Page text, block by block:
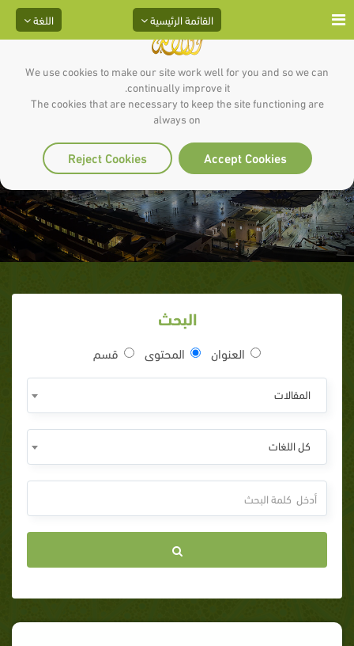
We use cookies to make our site work well for you and so we can
continually improve it.
The cookies that are necessary to keep the site functioning are
always on
Accept Cookies
Reject Cookies
اللغة القائمة الرئيسية
محــــــــرم وعاشوراء
البحث
العنوان المحتوى قسم
المقالات
كل اللغات